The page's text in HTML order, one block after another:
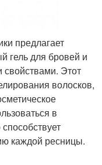
предлагает
гель для бровей и
Этот
волосков,
в
каждой ресницы.